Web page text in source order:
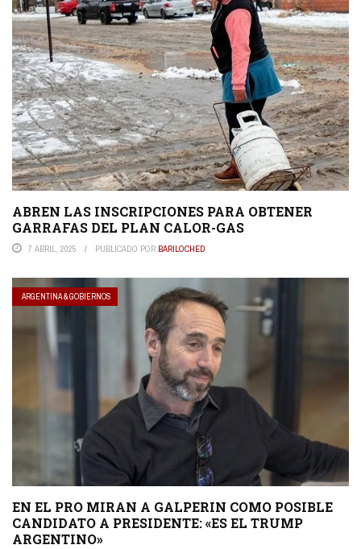
ABREN LAS INSCRIPCIONES PARA OBTENER
GARRAFAS DEL PLAN CALOR-GAS
7 ABRIL, 2025 PUBLICADO POR BARILOCHED
ARGENTINA & GOBIERNOS
EN EL PRO MIRAN A GALPERIN COMO POSIBLE
CANDIDATO A PRESIDENTE: «ES EL TRUMP
ARGENTINO»